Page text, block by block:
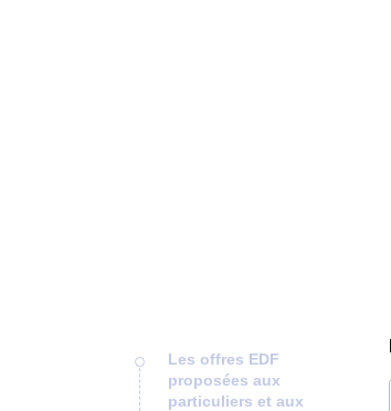
Les offres EDF
proposées aux
particuliers et aux